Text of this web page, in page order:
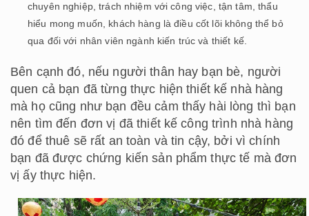
chuyên nghiệp, trách nhiệm với công việc, tận tâm, thẩu
hiểu mong muốn, khách hàng là điều cốt lõi không thể bỏ
qua đối với nhân viên ngành kiến trúc và thiết kế.
Bên cạnh đó, nếu người thân hay bạn bè, người
quen cả bạn đã từng thực hiện thiết kế nhà hàng
mà họ cũng như bạn đều cảm thấy hài lòng thì bạn
nên tìm đến đơn vị đã thiết kế công trình nhà hàng
đó để thuê sẽ rất an toàn và tin cậy, bởi vì chính
bạn đã được chứng kiến sản phẩm thực tế mà đơn
vị ấy thực hiện.